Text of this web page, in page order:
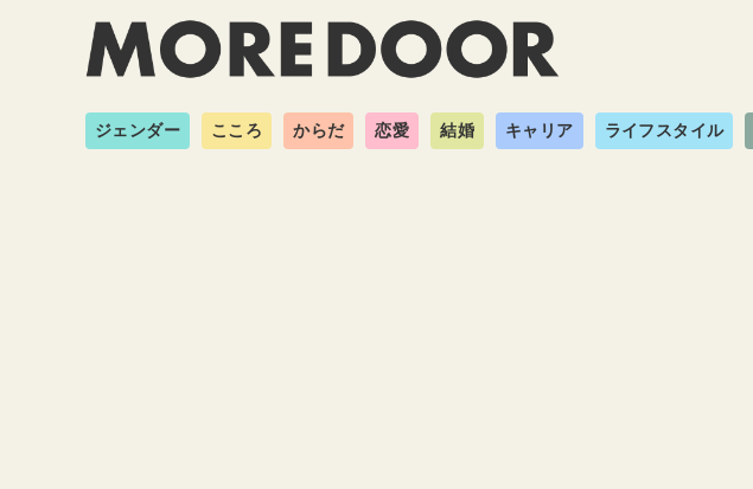
ジェンダー こころ からだ 恋愛 結婚 キャリア ライフスタイル